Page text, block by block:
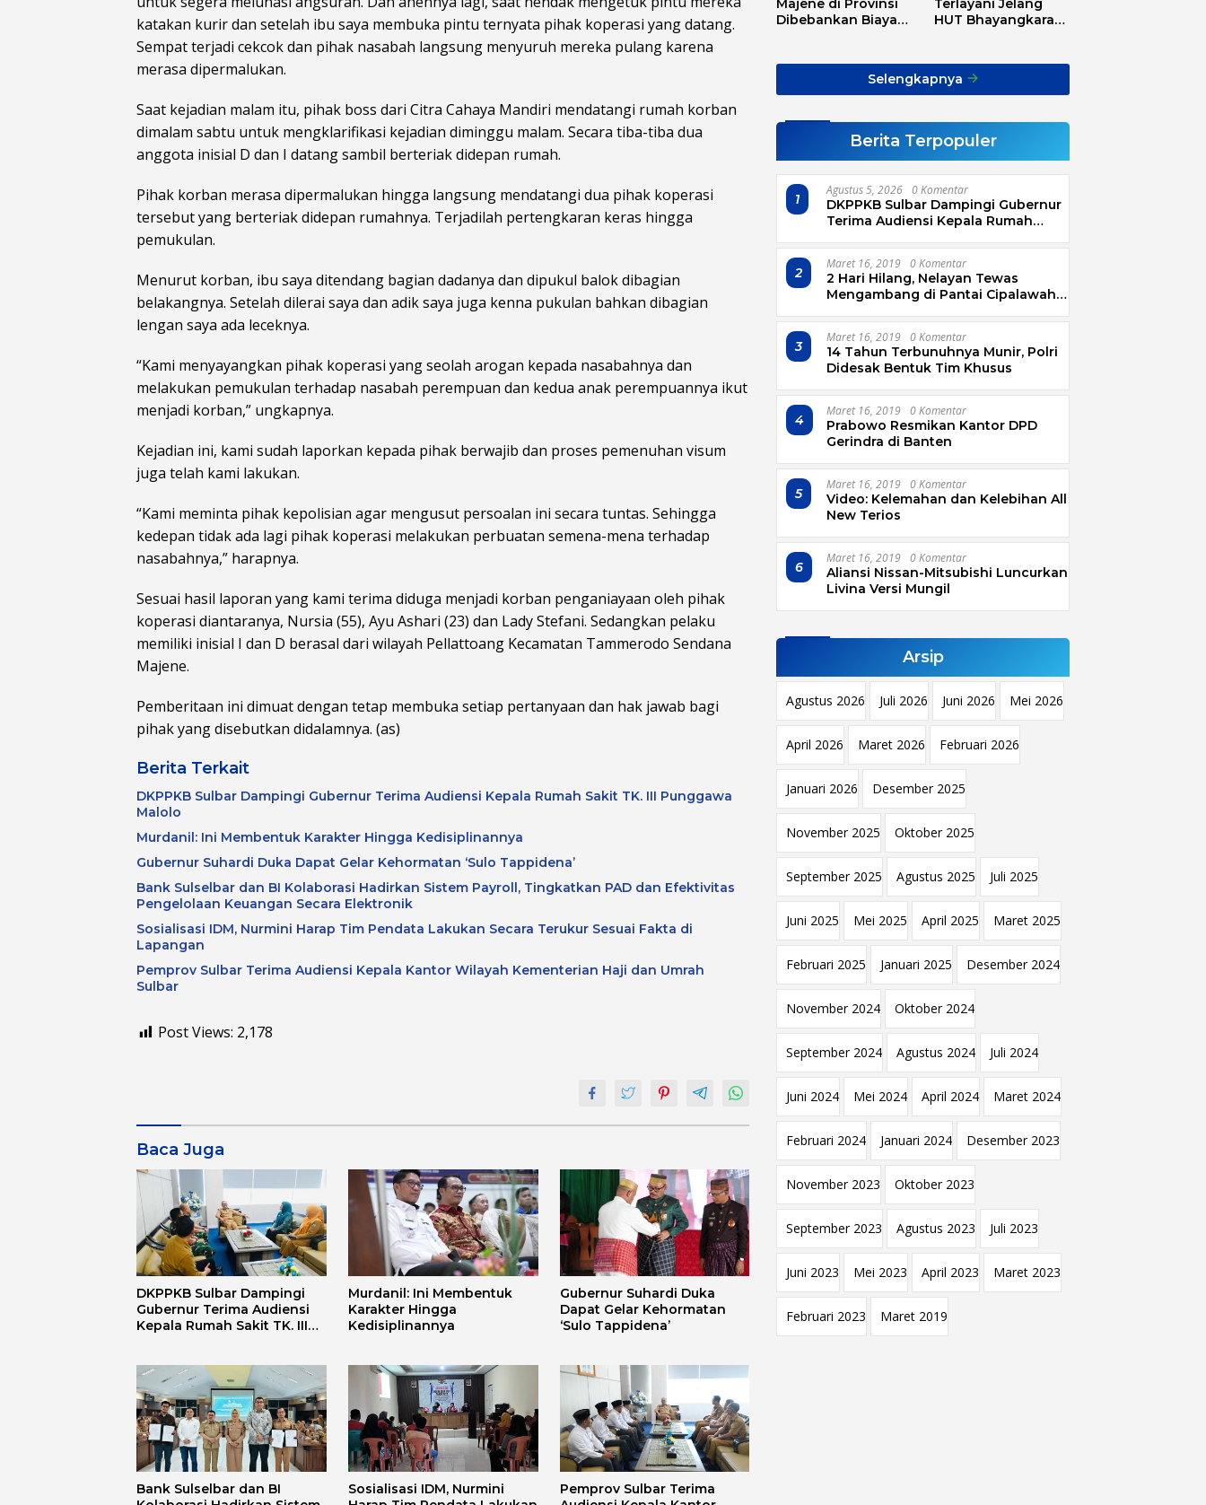
katakan kurir dan setelah ibu saya membuka pintu ternyata pihak koperasi yang datang.
Sempat terjadi cekcok dan pihak nasabah langsung menyuruh mereka pulang karena
merasa dipermalukan.
Saat kejadian malam itu, pihak boss dari Citra Cahaya Mandiri mendatangi rumah korban
dimalam sabtu untuk mengklarifikasi kejadian diminggu malam. Secara tiba-tiba dua
anggota inisial D dan I datang sambil berteriak didepan rumah.
Pihak korban merasa dipermalukan hingga langsung mendatangi dua pihak koperasi
tersebut yang berteriak didepan rumahnya. Terjadilah pertengkaran keras hingga
pemukulan.
Menurut korban, ibu saya ditendang bagian dadanya dan dipukul balok dibagian
belakangnya. Setelah dilerai saya dan adik saya juga kenna pukulan bahkan dibagian
lengan saya ada leceknya.
“Kami menyayangkan pihak koperasi yang seolah arogan kepada nasabahnya dan
melakukan pemukulan terhadap nasabah perempuan dan kedua anak perempuannya ikut
menjadi korban,” ungkapnya.
Kejadian ini, kami sudah laporkan kepada pihak berwajib dan proses pemenuhan visum
juga telah kami lakukan.
“Kami meminta pihak kepolisian agar mengusut persoalan ini secara tuntas. Sehingga
kedepan tidak ada lagi pihak koperasi melakukan perbuatan semena-mena terhadap
nasabahnya,” harapnya.
Sesuai hasil laporan yang kami terima diduga menjadi korban penganiayaan oleh pihak
koperasi diantaranya, Nursia (55), Ayu Ashari (23) dan Lady Stefani. Sedangkan pelaku
memiliki inisial I dan D berasal dari wilayah Pellattoang Kecamatan Tammerodo Sendana
Majene.
Pemberitaan ini dimuat dengan tetap membuka setiap pertanyaan dan hak jawab bagi
pihak yang disebutkan didalamnya. (as)
Berita Terkait
DKPPKB Sulbar Dampingi Gubernur Terima Audiensi Kepala Rumah Sakit TK. III Punggawa
Malolo
Murdanil: Ini Membentuk Karakter Hingga Kedisiplinannya
Gubernur Suhardi Duka Dapat Gelar Kehormatan ‘Sulo Tappidena’
Bank Sulselbar dan BI Kolaborasi Hadirkan Sistem Payroll, Tingkatkan PAD dan Efektivitas
Pengelolaan Keuangan Secara Elektronik
Sosialisasi IDM, Nurmini Harap Tim Pendata Lakukan Secara Terukur Sesuai Fakta di
Lapangan
Pemprov Sulbar Terima Audiensi Kepala Kantor Wilayah Kementerian Haji dan Umrah
Sulbar
Post Views: 2,178
Baca Juga
DKPPKB Sulbar Dampingi
Gubernur Terima Audiensi
Kepala Rumah Sakit TK. III
Murdanil: Ini Membentuk
Karakter Hingga
Kedisiplinannya
Gubernur Suhardi Duka
Dapat Gelar Kehormatan
‘Sulo Tappidena’
Bank Sulselbar dan BI
Sosialisasi IDM, Nurmini
Pemprov Sulbar Terima
Dibebankan Biaya
Semua
HUT Bhayangkara
Selengkapnya
Berita Terpopuler
1
Agustus 5, 2026 0 Komentar
DKPPKB Sulbar Dampingi Gubernur
Terima Audiensi Kepala Rumah
2
Maret 16, 2019 0 Komentar
2 Hari Hilang, Nelayan Tewas
Mengambang di Pantai Cipalawah
3
Maret 16, 2019 0 Komentar
14 Tahun Terbunuhnya Munir, Polri
Didesak Bentuk Tim Khusus
4
Maret 16, 2019 0 Komentar
Prabowo Resmikan Kantor DPD
Gerindra di Banten
5
Maret 16, 2019 0 Komentar
Video: Kelemahan dan Kelebihan All
New Terios
6
Maret 16, 2019 0 Komentar
Aliansi Nissan-Mitsubishi Luncurkan
Livina Versi Mungil
Arsip
Agustus 2026 Juli 2026 Juni 2026 Mei 2026
April 2026 Maret 2026 Februari 2026
Januari 2026 Desember 2025
November 2025 Oktober 2025
September 2025 Agustus 2025 Juli 2025
Juni 2025 Mei 2025 April 2025 Maret 2025
Februari 2025 Januari 2025 Desember 2024
November 2024 Oktober 2024
September 2024 Agustus 2024 Juli 2024
Juni 2024 Mei 2024 April 2024 Maret 2024
Februari 2024 Januari 2024 Desember 2023
November 2023 Oktober 2023
September 2023 Agustus 2023 Juli 2023
Juni 2023 Mei 2023 April 2023 Maret 2023
Februari 2023 Maret 2019